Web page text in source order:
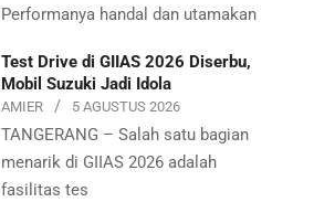
Performanya handal dan utamakan
Test Drive di GIIAS 2026 Diserbu,
Mobil Suzuki Jadi Idola
AMIER 5 AGUSTUS 2026
TANGERANG – Salah satu bagian
menarik di GIIAS 2026 adalah
fasilitas tes